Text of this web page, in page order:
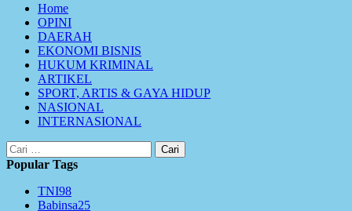
Primary
Menu
Home
OPINI
DAERAH
EKONOMI BISNIS
HUKUM KRIMINAL
ARTIKEL
SPORT, ARTIS & GAYA HIDUP
NASIONAL
INTERNASIONAL
Cari
untuk:
Popular Tags
TNI98
Babinsa25